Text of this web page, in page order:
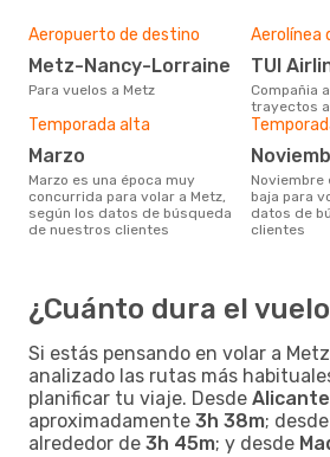
Aeropuerto de destino
Metz-Nancy-Lorraine
Para vuelos a Metz
Aerolínea
TUI
Compañia aérea destacada con
trayectos
Temporada alta
marzo
marzo es una época muy
concurrida para volar a Metz,
según los datos de búsqueda
de nuestros clientes
noviembre es una temporada
baja para
datos de
clientes
¿Cuánto dura el
Si estás pensando en volar a
analizado las rutas más
planificar tu viaje. Desde Alicante
aproximadamente 3h 38m; desde
alrededor de 3h 45m; y desde